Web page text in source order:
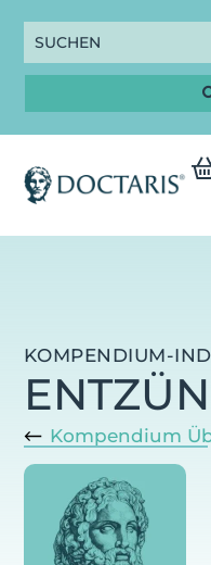
KOMPENDIUM-
Kompendium